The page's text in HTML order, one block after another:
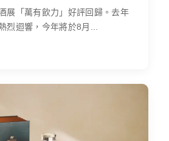
展「萬有飲力」好評回歸。去年
烈迴響，今年將於8月...